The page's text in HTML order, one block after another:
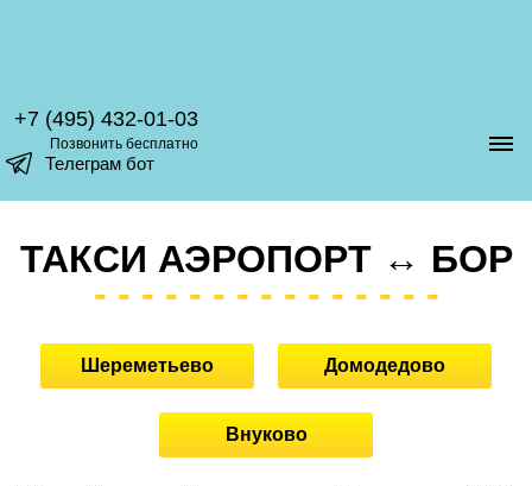
+7 (495) 432-01-03
Позвонить бесплатно
Телеграм бот
ТАКСИ АЭРОПОРТ ↔ БОР
Шереметьево Домодедово
Внуково